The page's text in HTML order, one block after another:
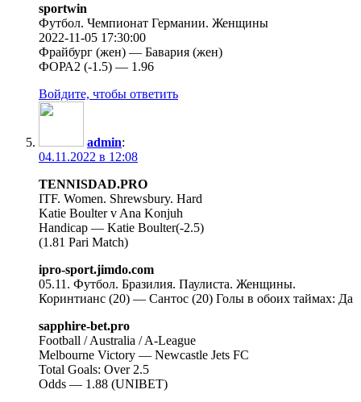
sportwin
Футбол. Чемпионат Германии. Женщины
2022-11-05 17:30:00
Фрайбург (жен) — Бавария (жен)
ФОРА2 (-1.5) — 1.96
Войдите, чтобы ответить
admin:
04.11.2022 в 12:08
TENNISDAD.PRO
ITF. Women. Shrewsbury. Hard
Katie Boulter v Ana Konjuh
Handicap — Katie Boulter(-2.5)
(1.81 Pari Match)
ipro-sport.jimdo.com
05.11. Футбол. Бразилия. Паулиста. Женщины.
Коринтианс (20) — Сантос (20) Голы в обоих таймах: Да
sapphire-bet.pro
Football / Australia / A-League
Melbourne Victory — Newcastle Jets FC
Total Goals: Over 2.5
Odds — 1.88 (UNIBET)